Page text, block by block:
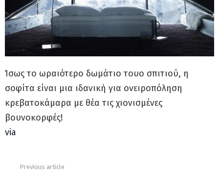
Ίσως το ωραιότερο δωμάτιο τουο σπιτιού, η
σοφίτα είναι μια ιδανική για ονειροπόληση
κρεβατοκάμαρα με θέα τις χιονισμένες
βουνοκορφές!
via
Previous article